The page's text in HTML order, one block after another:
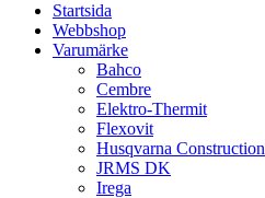
Startsida
Webbshop
Varumärke
Bahco
Cembre
Elektro-Thermit
Flexovit
Husqvarna Construction
JRMS DK
Irega